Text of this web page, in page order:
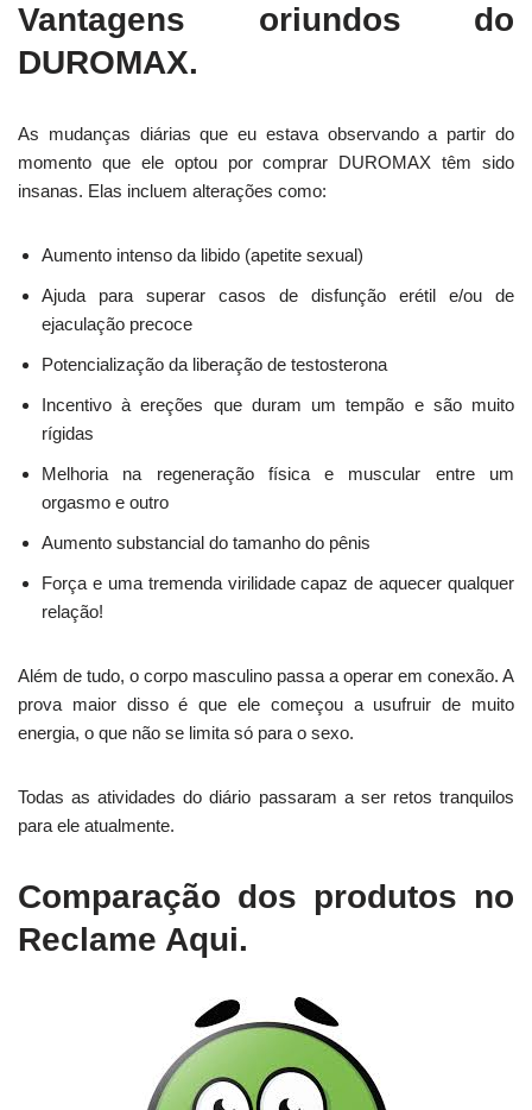
Vantagens oriundos do
DUROMAX.
As mudanças diárias que eu estava observando a partir do
momento que ele optou por comprar DUROMAX têm sido
insanas. Elas incluem alterações como:
Aumento intenso da libido (apetite sexual)
Ajuda para superar casos de disfunção erétil e/ou de
ejaculação precoce
Potencialização da liberação de testosterona
Incentivo à ereções que duram um tempão e são muito
rígidas
Melhoria na regeneração física e muscular entre um
orgasmo e outro
Aumento substancial do tamanho do pênis
Força e uma tremenda virilidade capaz de aquecer qualquer
relação!
Além de tudo, o corpo masculino passa a operar em conexão. A
prova maior disso é que ele começou a usufruir de muito
energia, o que não se limita só para o sexo.
Todas as atividades do diário passaram a ser retos tranquilos
para ele atualmente.
Comparação dos produtos no
Reclame Aqui.